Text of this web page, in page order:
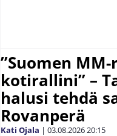
”Suomen
kotirallini” –
halusi tehdä
Rovanperä
Kati Ojala | 03.08.202620:15